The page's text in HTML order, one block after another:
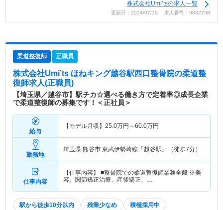
株式会社Umi’tsの求人一覧
更新日：2024/07/19 求人番号：9832758
柔道整復師 正職員
株式会社Umi’ts ほねキング越谷駅西口整骨院の柔道整
復師求人(正職員)
【埼玉県／越谷市】駅チカ☆選べる働き方で定着率◎成長企業
で柔道整復師の募集です！＜正社員＞
給与
【モデル月収】 25.0万円～60.0万円
勤務地
埼玉県 熊谷市 東武伊勢崎線「越谷駅」（徒歩7分）
仕事内容
【仕事内容】 ■整骨院での柔道整復師業務全般 ※美
容、関節矯正治療、産後矯正、…
駅から徒歩10分以内 残業少なめ 積極採用中